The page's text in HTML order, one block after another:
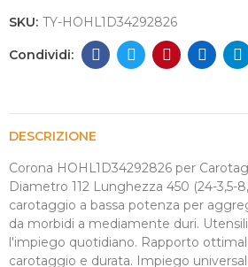
SKU: TY-HOHL1D34292826
DESCRIZIONE
Corona HOHL1D34292826 per
Diametro 112 Lunghezza 450 (24-3,5-
carotaggio a bassa potenza per
da morbidi a mediamente duri.
l'impiego quotidiano. Rapporto
carotaggio e durata. Impiego